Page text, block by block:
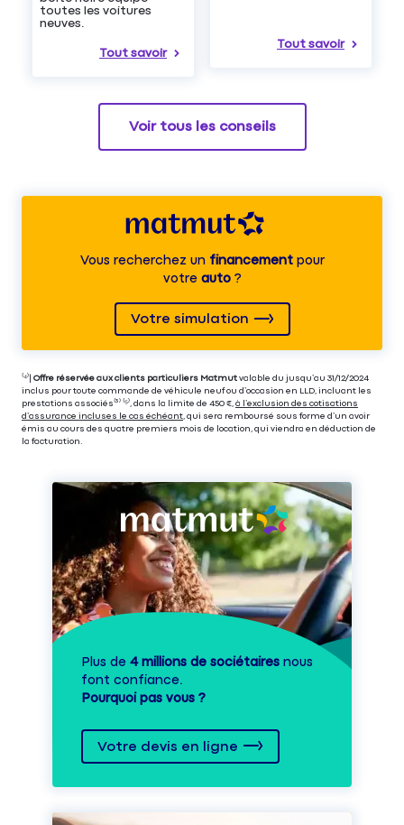
toutes les voitures
neuves.
Tout savoir
Tout savoir
Voir tous les conseils
Vous recherchez unfinancementpour
votre auto?
Votre simulation
⁽⁴⁾| Offre réservée aux clients particuliers Matmut valable du jusqu’au 31/12/2024
inclus pour toute commande de véhicule neuf ou d’occasion en LLD, incluant les
prestations associés⁽³⁾ ⁽⁵⁾, dans la limite de 450 €, à l’exclusion des cotisations
d’assurance incluses le cas échéant, qui sera remboursé sous forme d’un avoir
émis au cours des quatre premiers mois de location, qui viendra en déduction de
la facturation.
Plus de 4 millions de sociétaires nous
font confiance.
Pourquoi pas vous ?
Votre devis en ligne